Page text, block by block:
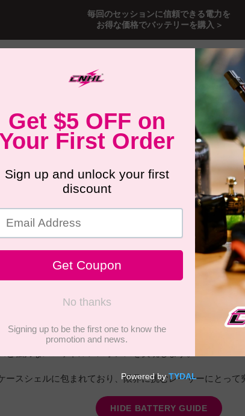
毎回のセッションに信頼できる電力を
お得な価格でバッテリーを購入 >
ンバッテリー RCカー用バッテリー 飛行機＆ヘリ
品 セール
テリー RCカー用
シングシリーズ LiHV ハードケー
カーのセットアップを次のレベルへ。4Sパックで15.2V
あるなら、すぐにアップグレードを実感できるでしょう
強力なスロットルレスポンスを実現します。
スシェルに包まれており、限界に挑むレーサーにとって
HIDE BATTERY GUIDE